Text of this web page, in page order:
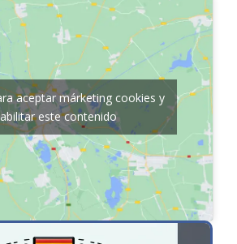
aceptar márketing cookies y
este contenido